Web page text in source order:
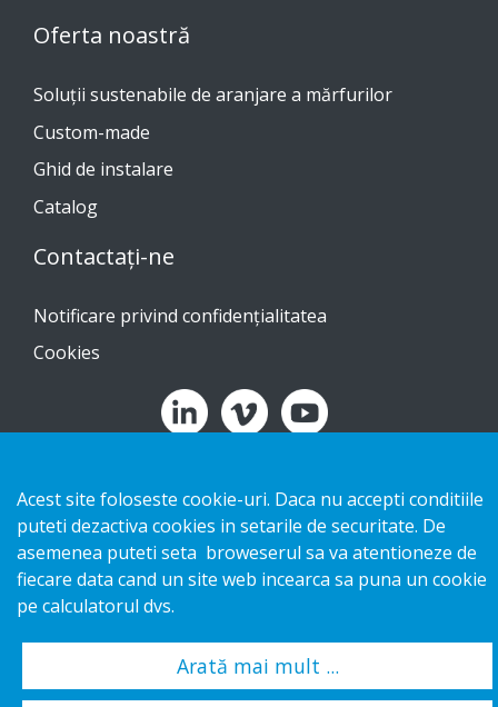
Oferta noastră
Soluții sustenabile de aranjare a mărfurilor
Custom-made
Ghid de instalare
Catalog
Contactați-ne
Notificare privind confidențialitatea
Cookies
Acest site foloseste cookie-uri. Daca nu accepti conditiile
puteti dezactiva cookies in setarile de securitate. De
asemenea puteti seta broweserul sa va atentioneze de
fiecare data cand un site web incearca sa puna un cookie
pe calculatorul dvs.
Arată mai mult ...